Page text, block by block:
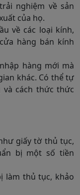
nghiệm về sản
của họ.
về các loại kính,
hàng bán kính
hàng mới mà
khác. Có thể tự
cách thức thức
giấy tờ thủ tục,
bị một số tiền
làm thủ tục, khảo